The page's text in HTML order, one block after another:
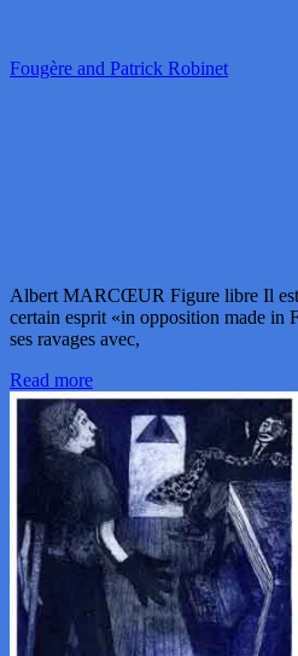
Fougère and Patrick Robinet
Albert MARCŒUR Figure libre Il est
certain esprit «in opposition made in
ses ravages avec,
Read more